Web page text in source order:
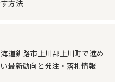
方法
道釧路市上川郡上川町で進め
最新動向と発注・落札情報